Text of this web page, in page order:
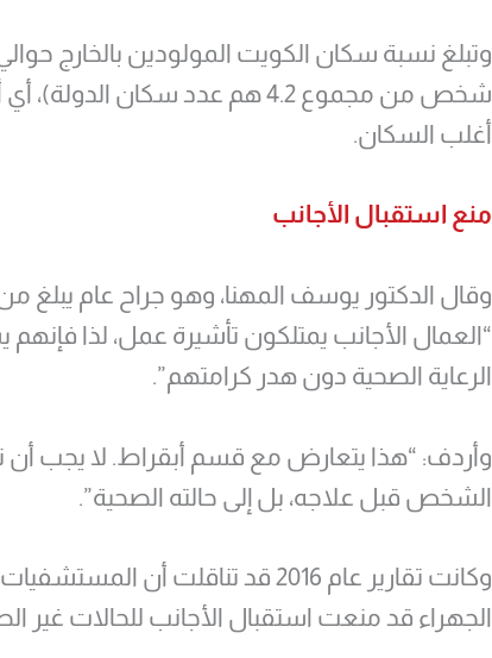
شخص من مجموع 4.2 هم عدد سكان
أغلب السكان.
منع استقبال الأجانب
“العمال الأجانب يمتلكون تأشيرة عمل، لذا
الرعاية الصحية دون هدر كرامتهم”.
وأردف: “هذا يتعارض مع قسم أبقراط. لا يجب أن
الشخص قبل علاجه، بل إلى حالته الصحية”.
وكانت تقارير عام 2016 قد تناقلت أن
الجهراء قد منعت استقبال الأجانب للحالات غير